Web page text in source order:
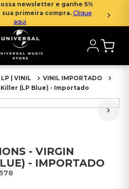
newsletter e ganhe 5%
primeira compra. Clique
aqui
LP | VINIL
VINIL IMPORTADO
(LP Blue) - Importado
- VIRGIN
- IMPORTADO